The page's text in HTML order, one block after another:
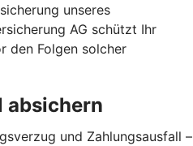
unseres
AG schützt Ihr
den Folgen solcher
absichern
und Zahlungsausfall –